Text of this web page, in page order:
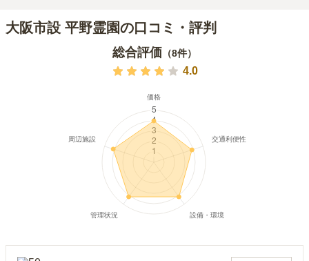
大阪市設 平野霊園の口コミ・評判
総合評価 （8件）
4.0